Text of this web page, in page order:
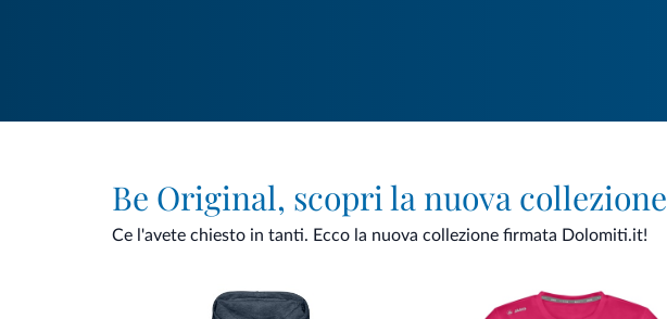
Be Original, scopri la nuova collezione
Ce l'avete chiesto in tanti. Ecco la nuova collezione firmata Dolomiti.it!